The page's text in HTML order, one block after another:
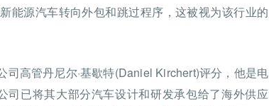
能源汽车转向外包和跳过程序，这被视为该行业的
高管丹尼尔·基歇特(Daniel Kirchert)评分，他是电
已将其大部分汽车设计和研发承包给了海外供应